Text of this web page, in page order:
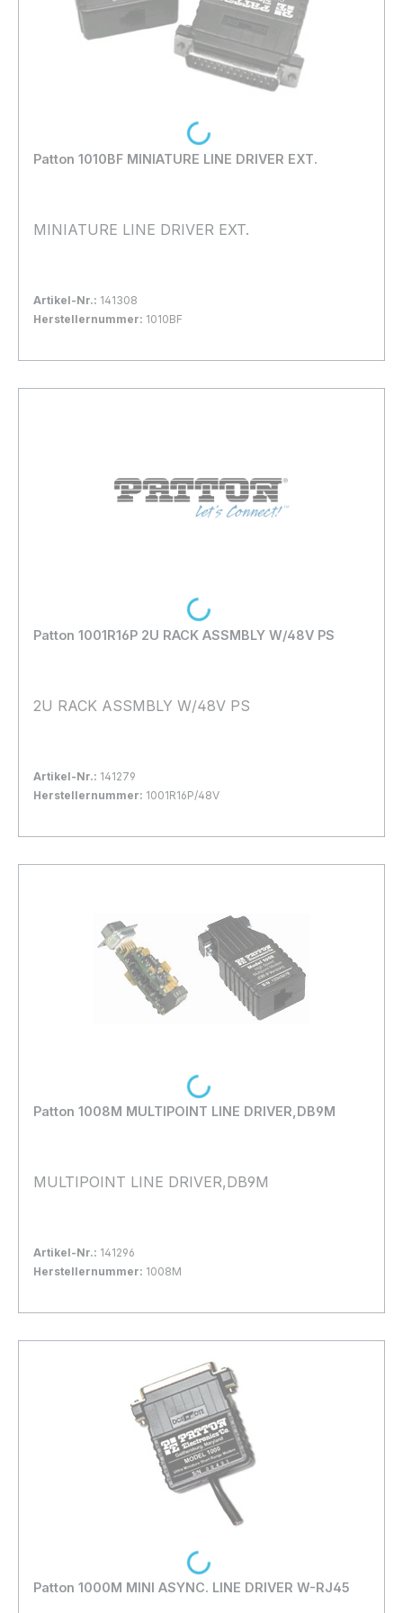
Patton 1010BF MINIATURE LINE DRIVER EXT.
MINIATURE LINE DRIVER EXT.
Artikel-Nr.: 141308
Herstellernummer: 1010BF
In den Warenkorb
Loading...
Patton 1001R16P 2U RACK ASSMBLY W/48V PS
2U RACK ASSMBLY W/48V PS
Artikel-Nr.: 141279
Herstellernummer: 1001R16P/48V
In den Warenkorb
Loading...
Patton 1008M MULTIPOINT LINE DRIVER,DB9M
MULTIPOINT LINE DRIVER,DB9M
Artikel-Nr.: 141296
Herstellernummer: 1008M
In den Warenkorb
Loading...
Patton 1000M MINI ASYNC. LINE DRIVER W-RJ45
Loading...